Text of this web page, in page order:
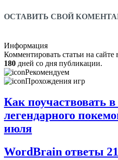
ОСТАВИТЬ СВОЙ
Информация
Комментировать статьи на
180 дней со дня публикации.
Рекомендуем
Прохождения игр
Как поучаствовать в
легендарного
июля
WordBrain ответы